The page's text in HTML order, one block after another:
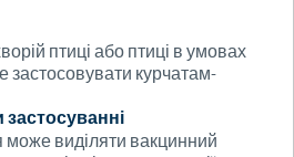
птиці або птиці в умовах
застосовувати курчатам-
виділяти вакцинний